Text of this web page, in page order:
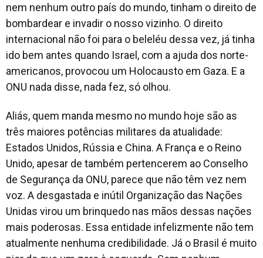
nem nenhum outro país do mundo, tinham o direito de
bombardear e invadir o nosso vizinho. O direito
internacional não foi para o beleléu dessa vez, já tinha
ido bem antes quando Israel, com a ajuda dos norte-
americanos, provocou um Holocausto em Gaza. E a
ONU nada disse, nada fez, só olhou.
Aliás, quem manda mesmo no mundo hoje são as
três maiores potências militares da atualidade:
Estados Unidos, Rússia e China. A França e o Reino
Unido, apesar de também pertencerem ao Conselho
de Segurança da ONU, parece que não têm vez nem
voz. A desgastada e inútil Organização das Nações
Unidas virou um brinquedo nas mãos dessas nações
mais poderosas. Essa entidade infelizmente não tem
atualmente nenhuma credibilidade. Já o Brasil é muito